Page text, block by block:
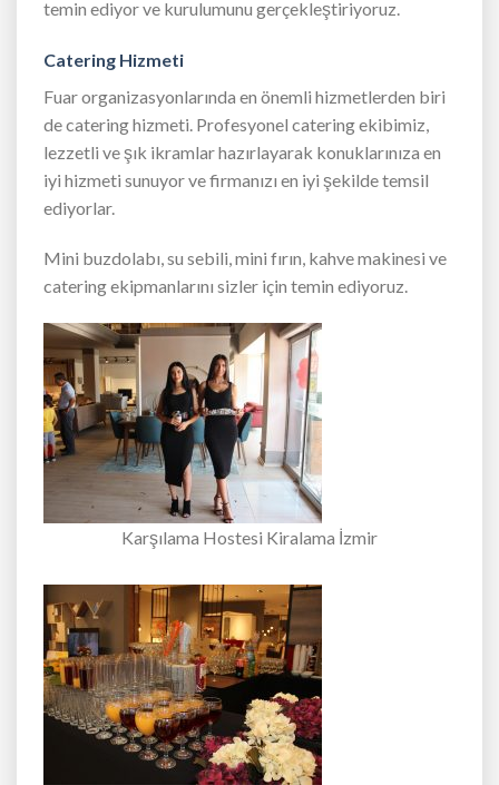
temin ediyor ve kurulumunu gerçekleştiriyoruz.
Catering Hizmeti
Fuar organizasyonlarında en önemli hizmetlerden biri
de catering hizmeti. Profesyonel catering ekibimiz,
lezzetli ve şık ikramlar hazırlayarak konuklarınıza en
iyi hizmeti sunuyor ve firmanızı en iyi şekilde temsil
ediyorlar.
Mini buzdolabı, su sebili, mini fırın, kahve makinesi ve
catering ekipmanlarını sizler için temin ediyoruz.
Karşılama Hostesi Kiralama İzmir